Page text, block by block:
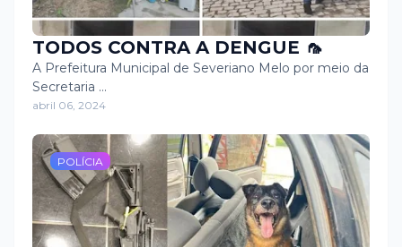
TODOS CONTRA A DENGUE 🦟
A Prefeitura Municipal de Severiano Melo por meio da
Secretaria …
abril 06, 2024
POLÍCIA